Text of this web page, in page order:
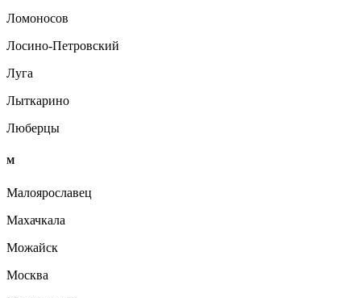
Ломоносов
Лосино-Петровский
Луга
Лыткарино
Люберцы
М
Малоярославец
Махачкала
Можайск
Москва